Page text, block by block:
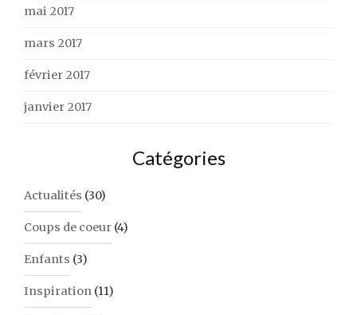
mai 2017
mars 2017
février 2017
janvier 2017
Catégories
Actualités (30)
Coups de coeur (4)
Enfants (3)
Inspiration (11)